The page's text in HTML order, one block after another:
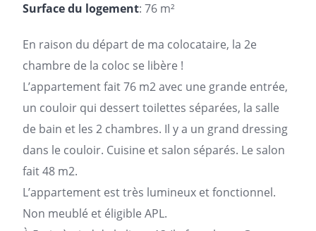
Surface du logement: 76 m²
En raison du départ de ma colocataire, la 2e
chambre de la coloc se libère !
L’appartementfait 76 m2 avec une grande entrée,
un couloir qui dessert toilettes séparées, la salle
de bain et les 2 chambres. Il y a un grand dressing
dans le couloir. Cuisine et salon séparés. Le salon
fait 48 m2.
L’appartement est très lumineux et fonctionnel.
Non meublé et éligible APL.